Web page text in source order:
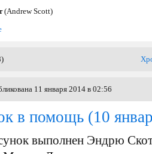
(Andrew Scott)
11 января 2014 в 02:56
в помощь (10
выполнен Эндрю